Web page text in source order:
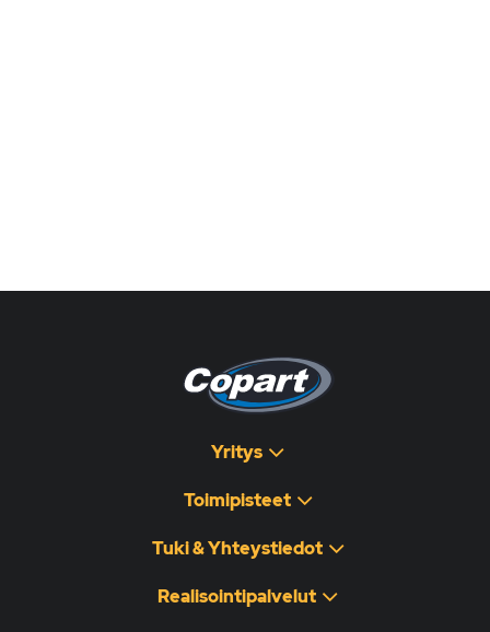
Yritys
Toimipisteet
Tuki & Yhteystiedot
Realisointipalvelut